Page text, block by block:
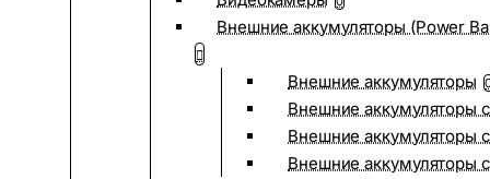
Внешние аккумуляторы (Power
Внешние аккумуляторы
Внешние аккумуляторы
Внешние аккумуляторы
Внешние аккумуляторы